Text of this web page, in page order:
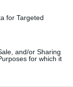
for Targeted
and/or Sharing
for which it